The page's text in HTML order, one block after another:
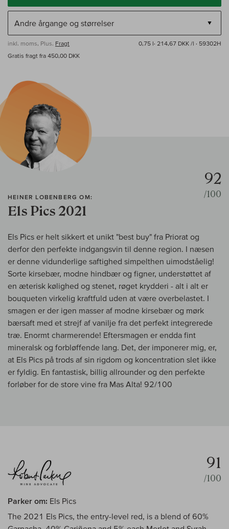
inkl. moms, Plus. Fragt 0,75 l· 214,67 DKK /l · 59302H
Gratis fragt fra 450,00 DKK
HEINER LOBENBERG OM:
Els Pics 2021
92
/100
Els Pics er helt sikkert et unikt "best buy" fra Priorat og
derfor den perfekte indgangsvin til denne region. I næsen
er denne vidunderlige saftighed simpelthen uimodståelig!
Sorte kirsebær, modne hindbær og figner, understøttet af
en æterisk kølighed og stenet, røget krydderi - alt i alt er
bouqueten virkelig kraftfuld uden at være overbelastet. I
smagen er der igen masser af modne kirsebær og mørk
bærsaft med et strejf af vanilje fra det perfekt integrerede
træ. Enormt charmerende! Eftersmagen er endda fint
mineralsk og forbløffende lang. Det, der imponerer mig, er,
at Els Pics på trods af sin rigdom og koncentration slet ikke
er fyldig. En fantastisk, billig allrounder og den perfekte
forløber for de store vine fra Mas Alta! 92/100
91
/100
Parker om: Els Pics
The 2021 Els Pics, the entry-level red, is a blend of 60%